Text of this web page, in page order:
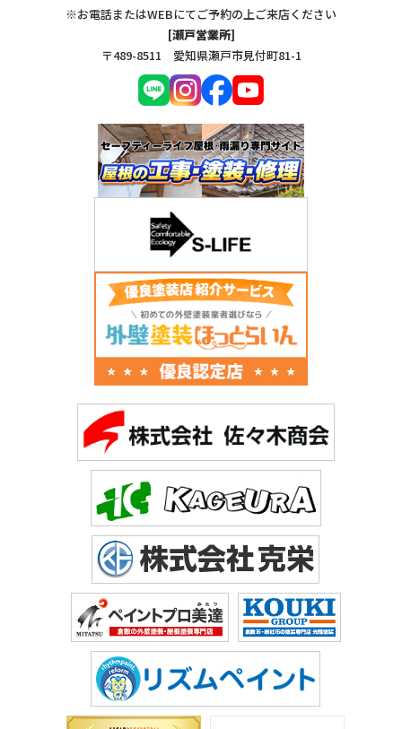
※お電話またはWEBにてご予約の上ご来店ください
[瀬戸営業所]
〒489-8511 愛知県瀬戸市見付町81-1